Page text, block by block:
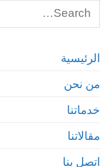
الرئيسية
من نحن
خدماتنا
مقالاتنا
اتصل بنا